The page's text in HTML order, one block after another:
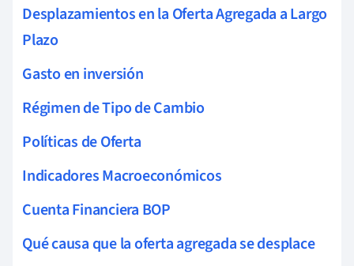
Desplazamientos en la Oferta Agregada a Largo
Plazo
Gasto en inversión
Régimen de Tipo de Cambio
Políticas de Oferta
Indicadores Macroeconómicos
Cuenta Financiera BOP
Qué causa que la oferta agregada se desplace